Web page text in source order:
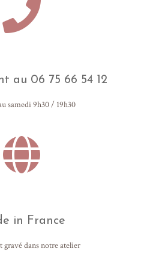
au 06 75 66 54 12
samedi 9h30 / 19h30
in France
gravé dans notre atelier